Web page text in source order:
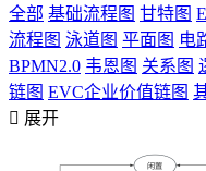
全部 基础流程图 甘特图
流程图 泳道图 平面图 电
BPMN2.0 韦恩图 关系图
链图 EVC企业价值链图
 展开